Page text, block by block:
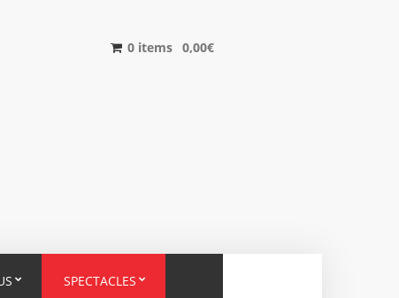
0 items 0,00€
SPECTACLES